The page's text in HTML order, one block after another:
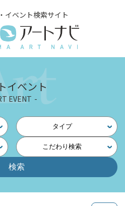
イベント検索サイト
イベント
EVENT
タイプ
こだわり検索